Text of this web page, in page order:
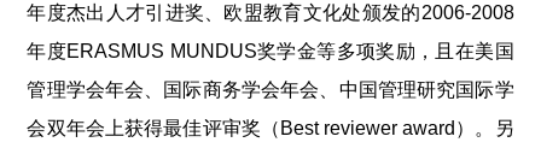
年度杰出人才引进奖、欧盟教育文化处颁发的2006-2008
年度ERASMUS MUNDUS奖学金等多项奖励，且在美国
管理学会年会、国际商务学会年会、中国管理研究国际学
会双年会上获得最佳评审奖（Best reviewer award）。另